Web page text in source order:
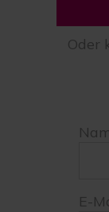
Oder
E-